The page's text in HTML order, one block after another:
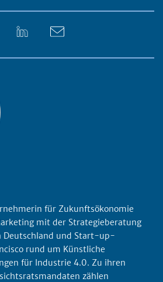
für Zukunftsökonomie
mit der Strategieberatung
Deutschland und Start-up-
rund um Künstliche
für Industrie 4.0. Zu ihren
zählen